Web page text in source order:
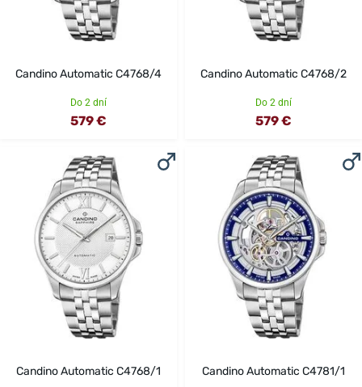
Candino Automatic C4768/4
Do 2 dní
579 €
Candino Automatic C4768/2
Do 2 dní
579 €
Candino Automatic C4768/1 Candino Automatic C4781/1